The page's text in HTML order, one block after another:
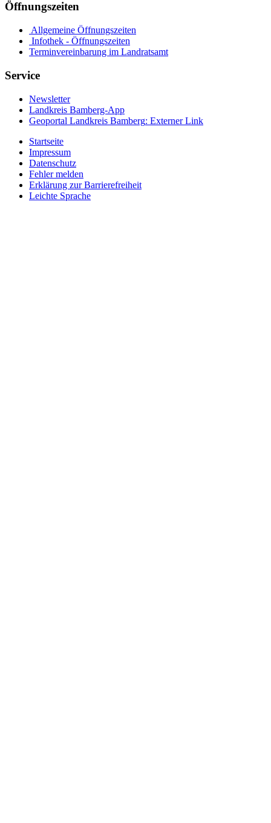
Öffnungszeiten
Allgemeine Öffnungszeiten
Infothek - Öffnungszeiten
Terminvereinbarung im Landratsamt
Service
Newsletter
Landkreis Bamberg-App
Geoportal Landkreis Bamberg: Externer Link
Startseite
Impressum
Datenschutz
Fehler melden
Erklärung zur Barrierefreiheit
Leichte Sprache